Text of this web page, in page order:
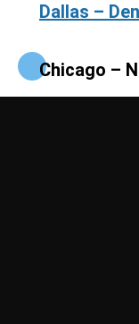
Dallas –
Chicago –